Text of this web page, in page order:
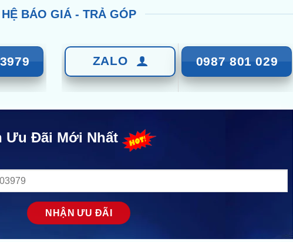
BÁO GIÁ - TRẢ GÓP
ZALO 0987 801 029
Ưu Đãi Mới Nhất